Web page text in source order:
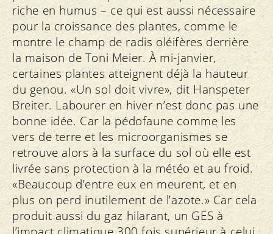
riche en humus – ce qui est aussi nécessaire
pour la croissance des plantes, comme le
montre le champ de radis oléifères derrière
la maison de Toni Meier. À mi-janvier,
certaines plantes atteignent déjà la hauteur
du genou. «Un sol doit vivre», dit Hanspeter
Breiter. Labourer en hiver n’est donc pas une
bonne idée. Car la pédofaune comme les
vers de terre et les microorganismes se
retrouve alors à la surface du sol où elle est
livrée sans protection à la météo et au froid.
«Beaucoup d’entre eux en meurent, et en
plus on perd inutilement de l’azote.» Car cela
produit aussi du gaz hilarant, un GES à